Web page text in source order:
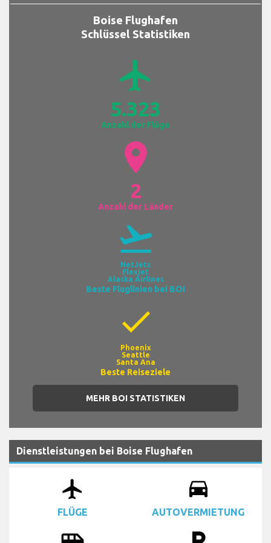
Boise Flughafen
Schlüssel Statistiken
airplanemode_active
5.323
Anzahl der Flüge
location_on
2
Anzahl der Länder
flight_takeoff
NetJets
Flexjet
Alaska Airlines
Beste Fluglinien bei BOI
check
Phoenix
Seattle
Santa Ana
Beste Reiseziele
MEHR BOI STATISTIKEN
Dienstleistungen bei Boise Flughafen
airplanemode_active
FLÜGE
drive_eta
AUTOVERMIETUNG